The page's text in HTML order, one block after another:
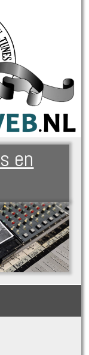
en